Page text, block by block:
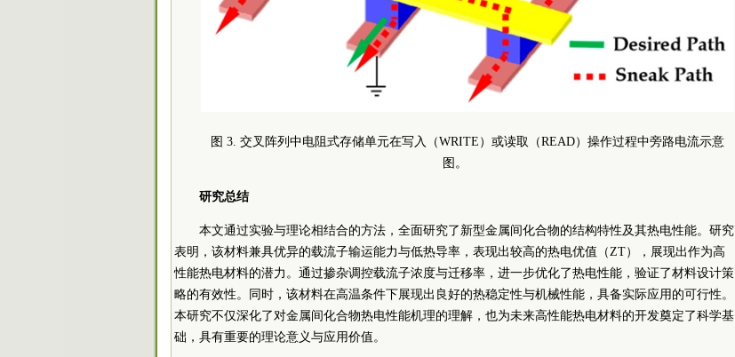
图 3. 交叉阵列中电阻式存储单元在写入（WRITE）或读取（READ）操作过程中旁路电流示意
图。
研究总结
本文通过实验与理论相结合的方法，全面研究了新型金属间化合物的结构特性及其热电性能。研究
表明，该材料兼具优异的载流子输运能力与低热导率，表现出较高的热电优值（ZT），展现出作为高
性能热电材料的潜力。通过掺杂调控载流子浓度与迁移率，进一步优化了热电性能，验证了材料设计策
略的有效性。同时，该材料在高温条件下展现出良好的热稳定性与机械性能，具备实际应用的可行性。
本研究不仅深化了对金属间化合物热电性能机理的理解，也为未来高性能热电材料的开发奠定了科学基
础，具有重要的理论意义与应用价值。